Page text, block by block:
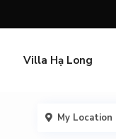
Villa Hạ Long
My Location